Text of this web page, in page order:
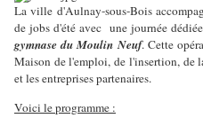
La ville d'Aulnay-sous-Bois
de jobs d'été avec une journée
gymnase du Moulin Neuf. Cette
Maison de l'emploi, de l'insertion, de
et les entreprises partenaires.
Voici le programme :